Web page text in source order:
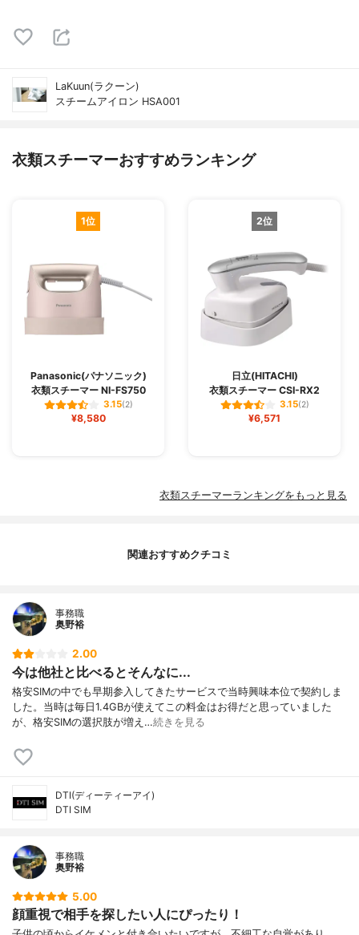
LaKuun(ラクーン)
スチームアイロン HSA001
衣類スチーマーおすすめランキング
1位
Panasonic(パナソニック)
衣類スチーマー NI-FS750
3.15(2)
¥8,580
2位
日立(HITACHI)
衣類スチーマー CSI-RX2
3.15(2)
¥6,571
衣類スチーマーランキングをもっと見る
関連おすすめクチコミ
事務職
奥野裕
2.00
今は他社と比べるとそんなに...
格安SIMの中でも早期参入してきたサービスで当時興味本位で契約しま
した。当時は毎日1.4GBが使えてこの料金はお得だと思っていました
が、格安SIMの選択肢が増え…続きを見る
DTI(ディーティーアイ)
DTI SIM
事務職
奥野裕
5.00
顔重視で相手を探したい人にぴったり！